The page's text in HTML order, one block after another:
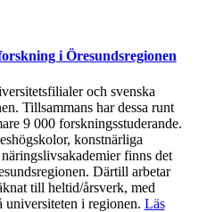
i Öresundsregionen
och svenska
Tillsammans har dessa runt
9 000 forskningsstuderande.
konstnärliga
finns det
Därtill arbetar
till heltid/årsverk, med
i regionen. Läs